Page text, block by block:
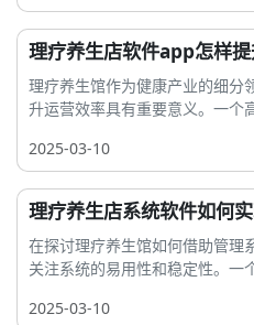
理疗养生店软件app怎样提
理疗养生馆作为健康产业的细分
升运营效率具有重要意义。一个
2025-03-10
理疗养生店系统软件如何
在探讨理疗养生馆如何借助管理
关注系统的易用性和稳定性。一
2025-03-10